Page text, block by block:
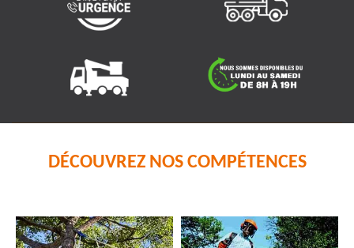
DÉCOUVREZ NOS COMPÉTENCES